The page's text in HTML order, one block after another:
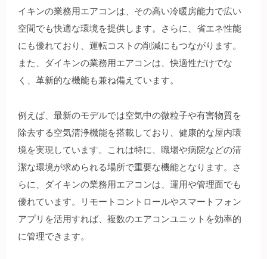
イキンの業務用エアコンは、その高い冷暖房能力で広い
空間でも快適な環境を提供します。さらに、省エネ性能
にも優れており、運転コストの削減にもつながります。
また、ダイキンの業務用エアコンは、快適性だけでな
く、革新的な機能も兼ね備えています。
例えば、最新のモデルでは空気中の微粒子や有害物質を
除去する空気清浄機能を搭載しており、健康的な屋内環
境を実現しています。これは特に、職場や病院などの清
潔な環境が求められる場所で重要な機能となります。さ
らに、ダイキンの業務用エアコンは、運用や管理面でも
優れています。リモートコントロールやスマートフォン
アプリを活用すれば、複数のエアコンユニットを効率的
に管理できます。